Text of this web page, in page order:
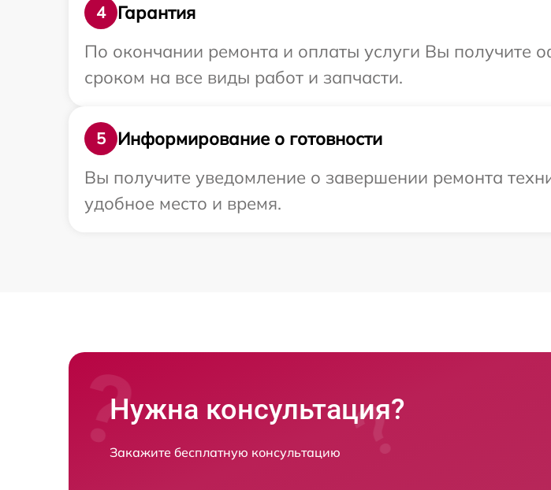
4
Гарантия
По окончании ремонта и оплаты услуги Вы получите
сроком на все виды работ и запчасти.
5
Информирование о готовности
Вы получите уведомление о завершении ремонта
удобное место и время.
Нужна консультация?
Закажите бесплатную консультацию